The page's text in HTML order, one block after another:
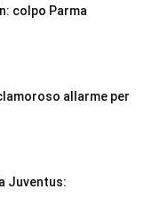
colpo Parma
allarme per
Juventus: